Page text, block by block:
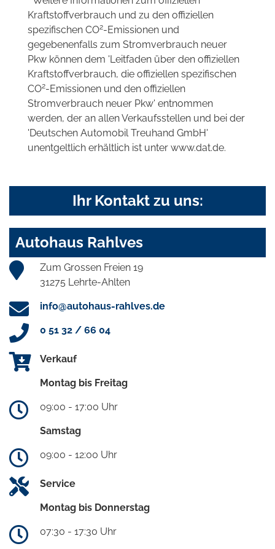
Kraftstoffverbrauch und zu den offiziellen
spezifischen CO2-Emissionen und
gegebenenfalls zum Stromverbrauch neuer
Pkw können dem 'Leitfaden über den offiziellen
Kraftstoffverbrauch, die offiziellen spezifischen
CO2-Emissionen und den offiziellen
Stromverbrauch neuer Pkw' entnommen
werden, der an allen Verkaufsstellen und bei der
'Deutschen Automobil Treuhand GmbH'
unentgeltlich erhältlich ist unter www.dat.de.
Ihr Kontakt zu uns:
Autohaus Rahlves
Zum Grossen Freien 19
31275 Lehrte-Ahlten
info@autohaus-rahlves.de
0 51 32 / 66 04
Verkauf
Montag bis Freitag
09:00 - 17:00 Uhr
Samstag
09:00 - 12:00 Uhr
Service
Montag bis Donnerstag
07:30 - 17:30 Uhr